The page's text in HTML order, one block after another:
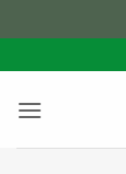
Inhalt
springen